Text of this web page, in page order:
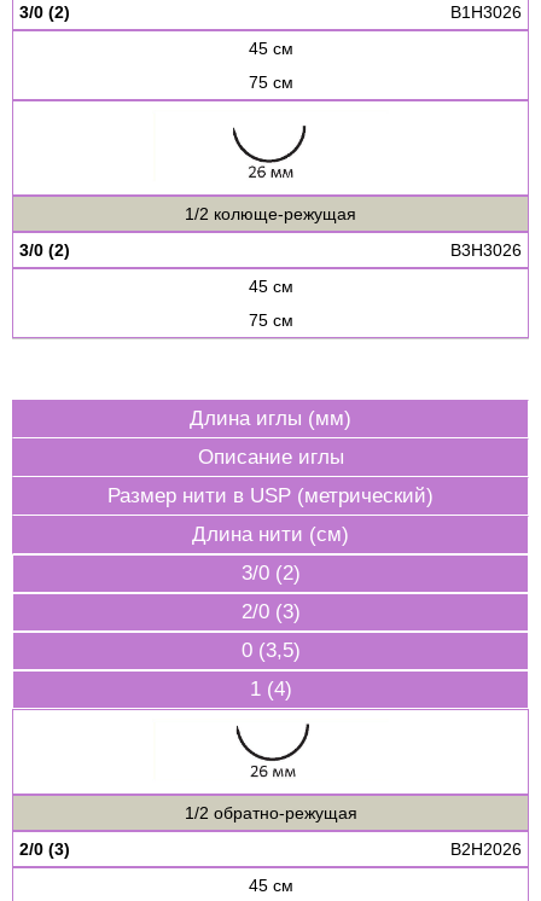
3/0 (2)
B1H3026
45 см
75 см
1/2 колюще-режущая
3/0 (2)
B3H3026
45 см
75 см
Длина иглы (мм)
Описание иглы
Размер нити в USP (метрический)
Длина нити (см)
3/0 (2)
2/0 (3)
0 (3,5)
1 (4)
1/2 обратно-режущая
2/0 (3)
B2H2026
45 см